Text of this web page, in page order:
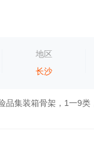
地区
长沙